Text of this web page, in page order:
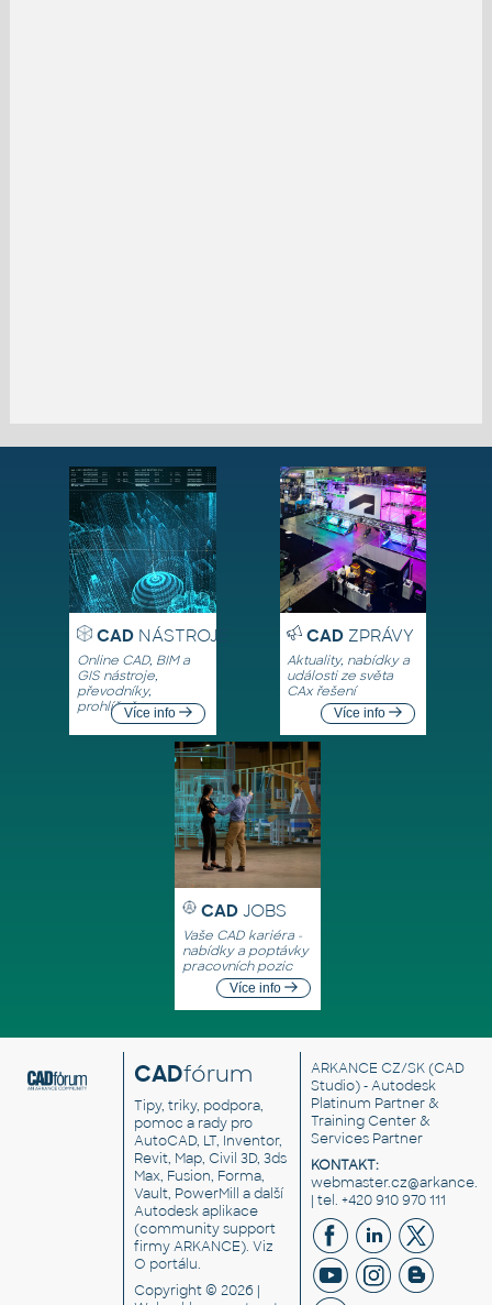
CADNÁSTROJE
Online CAD, BIM a
GIS nástroje,
převodníky,
prohlížečeVíce info
CADZPRÁVY
Aktuality, nabídky a
události ze světa
CAx řešení
Více info
CAD JOBS
Vaše CAD kariéra -
nabídky a poptávky
pracovních pozic
Více info
CADfórum
Tipy, triky, podpora,
pomoc a rady pro
AutoCAD, LT, Inventor,
Revit, Map, Civil 3D, 3ds
Max, Fusion, Forma,
Vault, PowerMill a další
Autodesk aplikace
(community support
firmy ARKANCE). Viz
O portálu.
Copyright © 2026 |
ARKANCE CZ/SK(CAD
Studio) - Autodesk
Platinum Partner &
Training Center &
Services Partner
KONTAKT:
| tel. +420 910 970 111